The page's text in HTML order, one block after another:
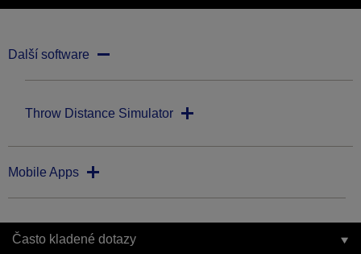
Další software
Throw Distance Simulator
Mobile Apps
Často kladené dotazy